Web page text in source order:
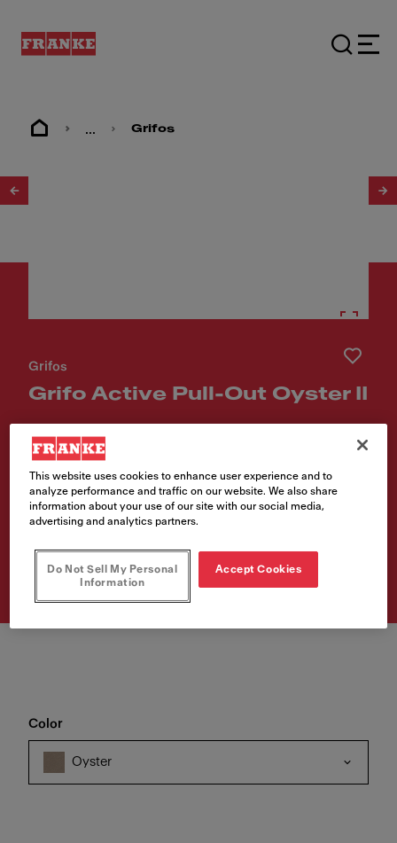
... Grifos
Grifos
Grifo Active Pull-Out Oyster II
115.0653.389
VAT included. Depending on your delivery address, VAT may vary.
Comprar producto
Color
Oyster
This website uses cookies to enhance user experience and to
analyze performance and traffic on our website. We also share
information about your use of our site with our social media,
advertising and analytics partners.
Do Not Sell My Personal
Information
Accept Cookies